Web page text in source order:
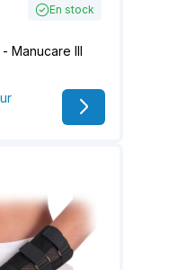
En stock
Manucare III